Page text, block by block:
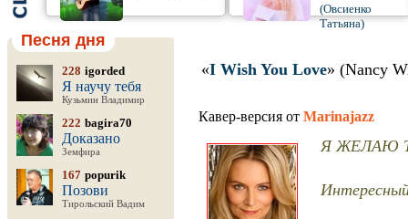
(Овсиенко
Татьяна)
Песня дня
228 igorded
Я научу тебя
Кузьмин Владимир
222 bagira70
Доказано
Земфира
167 popurik
Позови
Тирольский Вадим
«I Wish You Love» (Nancy
Кавер-версия от Marinajazz
Я ЖЕЛАЮ